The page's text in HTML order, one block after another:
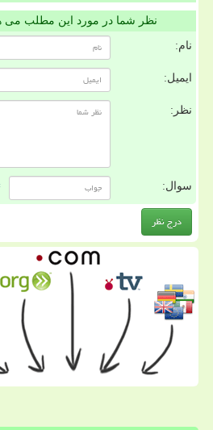
نظر شما در مورد این مطلب می
نام:
ایمیل:
نظر:
سوال: =